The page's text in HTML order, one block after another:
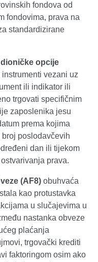
fondova od
fondovima, prava na
standardizirane
opcije
vezani uz
ili indikator ili
trgovati specifičnim
zaposlenika jesu
prema kojima
poslodavčevih
dan ili tijekom
prava.
(AF8) obuhvaća
kao protustavka
u slučajevima u
nastanka obveze
plaćanja
trgovački krediti
faktoringom osim ako